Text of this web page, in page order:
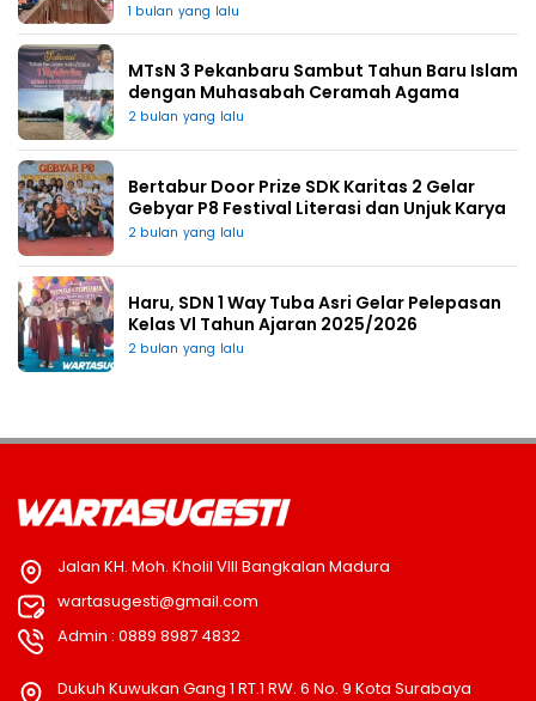
1 bulan yang lalu
MTsN 3 Pekanbaru Sambut Tahun Baru Islam
dengan Muhasabah Ceramah Agama
2 bulan yang lalu
Bertabur Door Prize SDK Karitas 2 Gelar
Gebyar P8 Festival Literasi dan Unjuk Karya
2 bulan yang lalu
Haru, SDN 1 Way Tuba Asri Gelar Pelepasan
Kelas Vl Tahun Ajaran 2025/2026
2 bulan yang lalu
Jalan KH. Moh. Kholil VIII Bangkalan Madura
wartasugesti@gmail.com
Admin : 0889 8987 4832
Dukuh Kuwukan Gang 1 RT.1 RW. 6 No. 9 Kota Surabaya